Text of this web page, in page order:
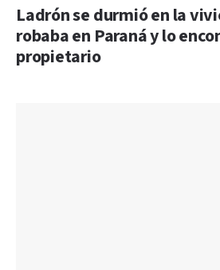
Ladrón se durmió en la
robaba en Paraná y lo
propietario